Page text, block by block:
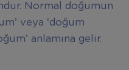
Normal doğumun
veya ‘doğum
anlamına gelir.